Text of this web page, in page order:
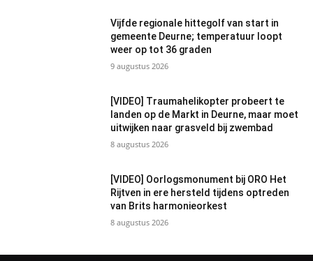
Vijfde regionale hittegolf van start in
gemeente Deurne; temperatuur loopt
weer op tot 36 graden
9 augustus 2026
[VIDEO] Traumahelikopter probeert te
landen op de Markt in Deurne, maar moet
uitwijken naar grasveld bij zwembad
8 augustus 2026
[VIDEO] Oorlogsmonument bij ORO Het
Rijtven in ere hersteld tijdens optreden
van Brits harmonieorkest
8 augustus 2026